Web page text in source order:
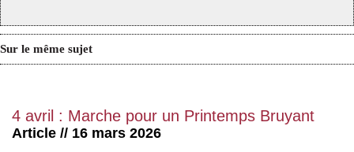
Sur le même sujet
4 avril : Marche pour un Printemps Bruyant
Article // 16 mars 2026